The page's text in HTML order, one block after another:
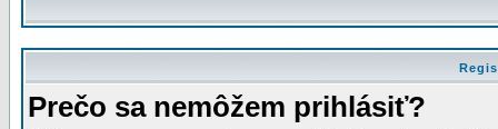
Prečo sa nemôžem prihlásiť?